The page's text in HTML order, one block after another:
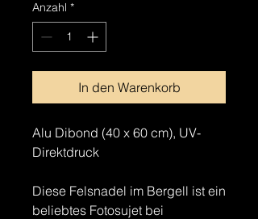
Anzahl *
In den Warenkorb
Alu Dibond (40 x 60 cm), UV-
Direktdruck
Diese Felsnadel im Bergell ist ein
beliebtes Fotosujet bei